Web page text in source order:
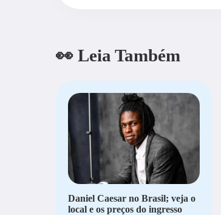
👀 Leia Também
Daniel Caesar no Brasil; veja o
local e os preços do ingresso